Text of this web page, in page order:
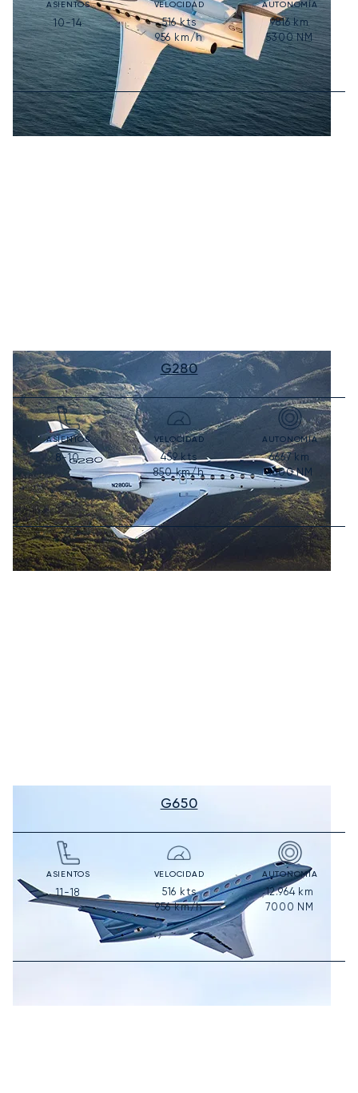
ASIENTOS
10-14
VELOCIDAD
516kts
956km/h
AUTONOMÍA
9816km
5300NM
G280
ASIENTOS
8-10
VELOCIDAD
459kts
850km/h
AUTONOMÍA
6667km
3600NM
G650
ASIENTOS
11-18
VELOCIDAD
516 kts
956km/h
AUTONOMÍA
12.964km
7000 NM